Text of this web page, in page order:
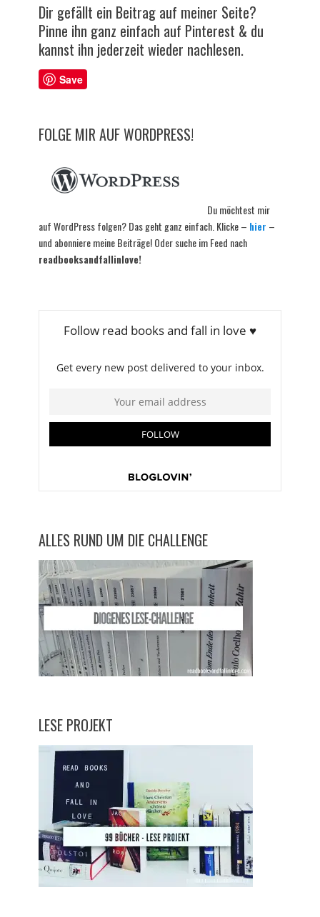
Dir gefällt ein Beitrag auf meiner Seite?
Pinne ihn ganz einfach auf Pinterest & du
kannst ihn jederzeit wieder nachlesen.
Save
FOLGE MIR AUF WORDPRESS!
Du möchtest mir
auf WordPress folgen? Das geht ganz einfach. Klicke – hier –
und abonniere meine Beiträge! Oder suche im Feed nach
readbooksandfallinlove!
ALLES RUND UM DIE CHALLENGE
LESE PROJEKT